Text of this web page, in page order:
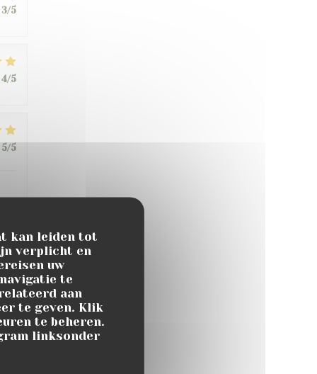
kan leiden tot
verplicht en
uw
te
aan
te geven. Klik
te beheren.
linksonder
3/5
4/5
5/5
5/5